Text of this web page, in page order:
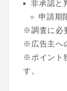
非承認と
申請期
※調査に必
※広告主へ
※ポイント
す。